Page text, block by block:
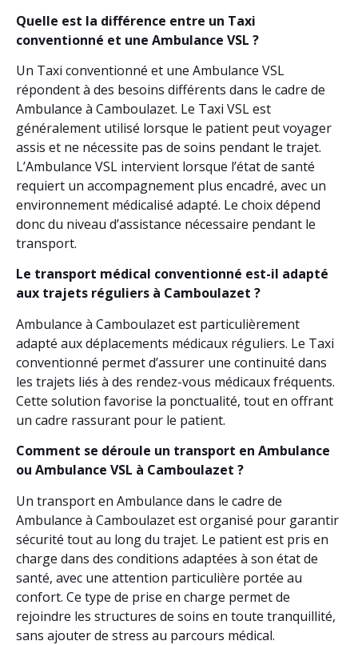
Quelle est la différence entre un Taxi
conventionné et une Ambulance VSL ?
Un Taxi conventionné et une Ambulance VSL
répondent à des besoins différents dans le cadre de
Ambulance à Camboulazet. Le Taxi VSL est
généralement utilisé lorsque le patient peut voyager
assis et ne nécessite pas de soins pendant le trajet.
L’Ambulance VSL intervient lorsque l’état de santé
requiert un accompagnement plus encadré, avec un
environnement médicalisé adapté. Le choix dépend
donc du niveau d’assistance nécessaire pendant le
transport.
Le transport médical conventionné est-il adapté
aux trajets réguliers à Camboulazet ?
Ambulance à Camboulazet est particulièrement
adapté aux déplacements médicaux réguliers. Le Taxi
conventionné permet d’assurer une continuité dans
les trajets liés à des rendez-vous médicaux fréquents.
Cette solution favorise la ponctualité, tout en offrant
un cadre rassurant pour le patient.
Comment se déroule un transport en Ambulance
ou Ambulance VSL à Camboulazet ?
Un transport en Ambulance dans le cadre de
Ambulance à Camboulazet est organisé pour garantir
sécurité tout au long du trajet. Le patient est pris en
charge dans des conditions adaptées à son état de
santé, avec une attention particulière portée au
confort. Ce type de prise en charge permet de
rejoindre les structures de soins en toute tranquillité,
sans ajouter de stress au parcours médical.